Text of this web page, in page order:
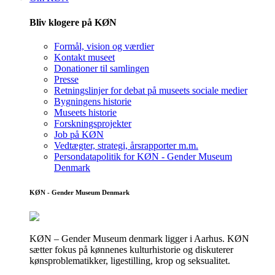
Bliv klogere på KØN
Formål, vision og værdier
Kontakt museet
Donationer til samlingen
Presse
Retningslinjer for debat på museets sociale medier
Bygningens historie
Museets historie
Forskningsprojekter
Job på KØN
Vedtægter, strategi, årsrapporter m.m.
Persondatapolitik for KØN - Gender Museum
Denmark
KØN - Gender Museum Denmark
KØN – Gender Museum denmark ligger i Aarhus. KØN
sætter fokus på kønnenes kulturhistorie og diskuterer
kønsproblematikker, ligestilling, krop og seksualitet.